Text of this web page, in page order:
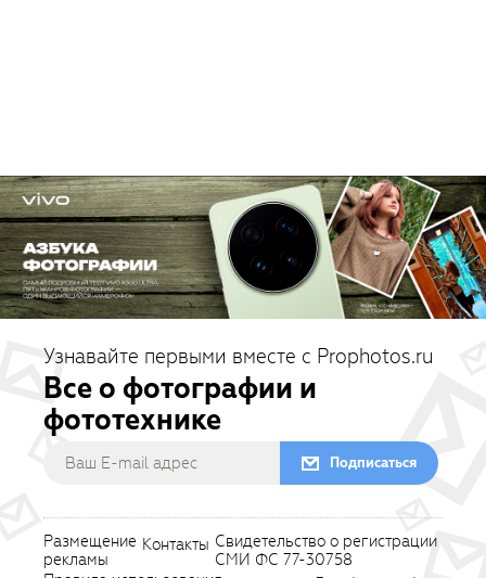
Узнавайте первыми вместе с Prophotos.ru
Все о фотографии и
фототехнике
Подписаться
Размещение
рекламы
Контакты Свидетельство о регистрации
СМИ ФС 77-30758